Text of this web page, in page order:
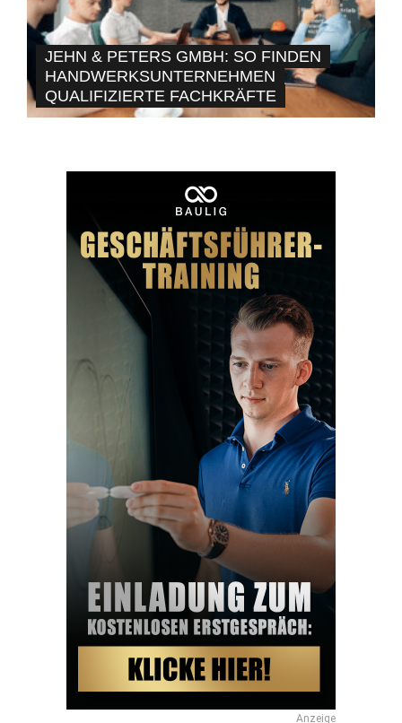
JEHN & PETERS GMBH: SO FINDEN
HANDWERKSUNTERNEHMEN
QUALIFIZIERTE FACHKRÄFTE
Anzeige